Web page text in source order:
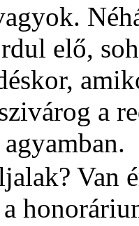
elő,
a
Van